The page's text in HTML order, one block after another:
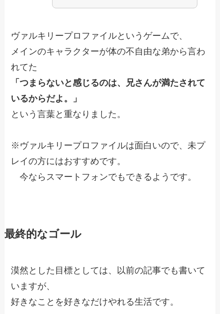
ヴァルキリープロファイルというゲームで、
メインのキャラクターが体の不自由な弟から言わ
れてた
「つまらないと感じるのは、兄さんが満たされて
いるからだよ。」
という言葉と重なりました。
※ヴァルキリープロファイルは面白いので、未プ
レイの方にはおすすめです。
今ならスマートフォンでもできるようです。
最終的なゴール
漠然とした目標としては、以前の記事でも書いて
いますが、
好きなことを好きなだけやれる生活です。